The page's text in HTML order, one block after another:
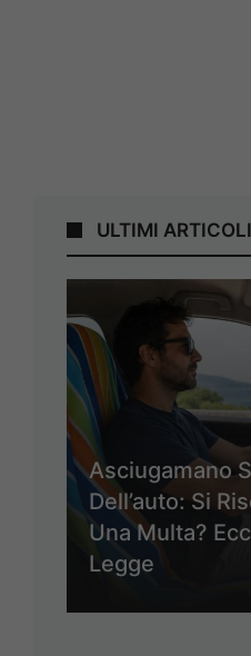
ULTIMI ARTICOLI
Asciugamano
Dell’auto: Si
Una Multa?
Legge